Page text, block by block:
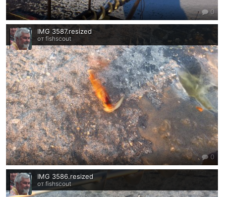
0
IMG 3587.resized
от fishscout
0
IMG 3586.resized
от fishscout